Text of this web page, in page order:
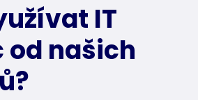
IT
od našich